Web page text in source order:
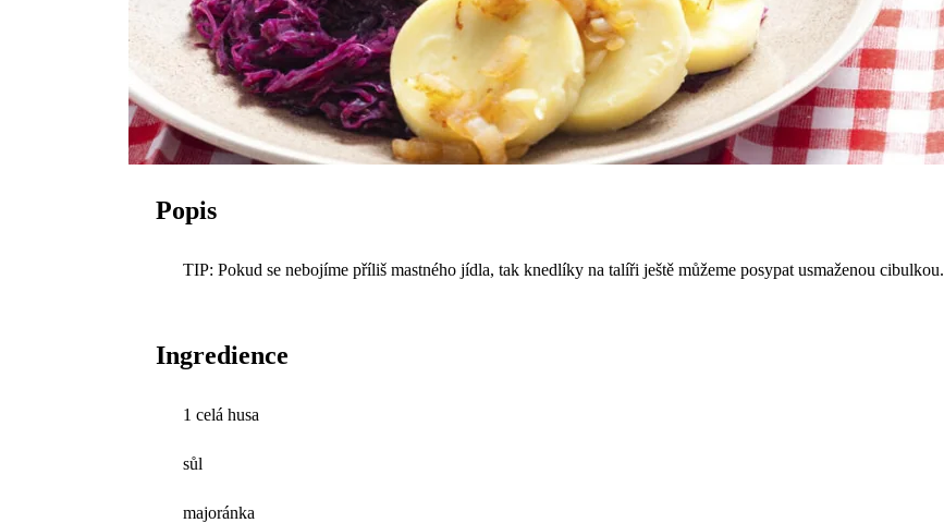
Popis
TIP: Pokud se nebojíme příliš mastného jídla, tak knedlíky na talíři ještě můžeme posypat usmaženou cibulkou.
Ingredience
1 celá husa
sůl
majoránka